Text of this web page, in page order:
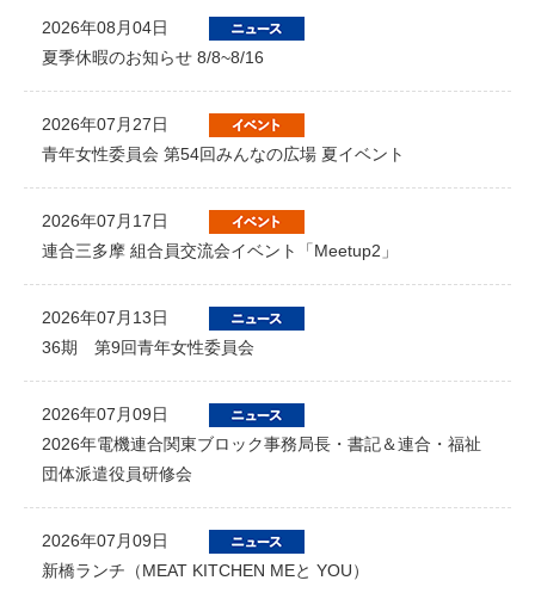
2026年08月04日
夏季休暇のお知らせ 8/8~8/16
2026年07月27日
青年女性委員会 第54回みんなの広場 夏イベント
2026年07月17日
連合三多摩 組合員交流会イベント「Meetup2」
2026年07月13日
36期 第9回青年女性委員会
2026年07月09日
2026年電機連合関東ブロック事務局長・書記＆連合・福祉
団体派遣役員研修会
2026年07月09日
新橋ランチ（MEAT KITCHEN MEと YOU）